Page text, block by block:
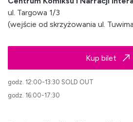
ul. Targowa 1/3
(wejście od skrzyżowania ul.
Kup bilet
godz. 12:00-13:30 SOLD OUT
godz. 16:00-17:30